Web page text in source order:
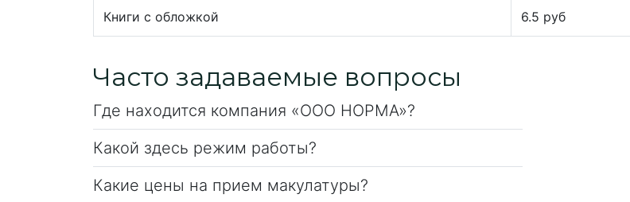
Книги с обложкой 6.5 руб
Часто задаваемые вопросы
Где находится компания «ООО НОРМА»?
Какой здесь режим работы?
Какие цены на прием макулатуры?